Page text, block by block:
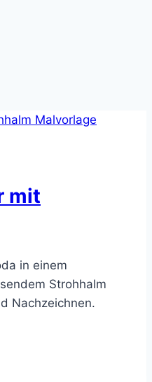
mit
in einem
Strohhalm
Nachzeichnen.